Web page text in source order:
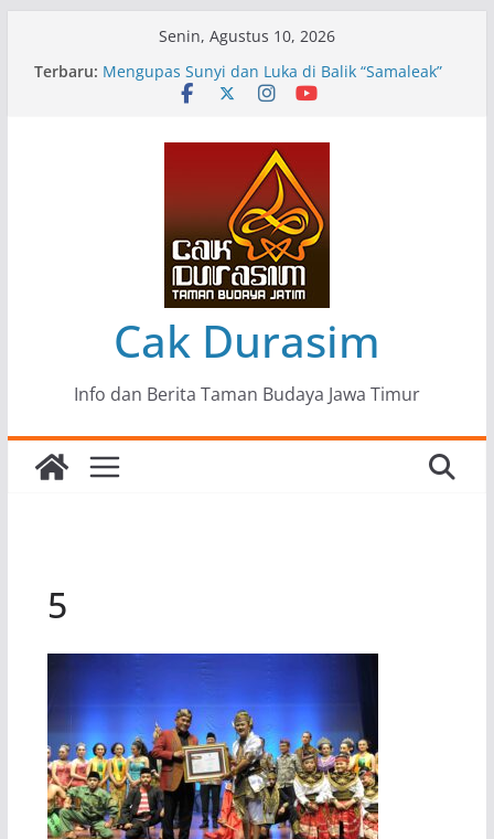
Senin, Agustus 10, 2026
Terbaru: Pameran Lukisan Komunitas Patria Seni Rupa
Kota Blitar : Ketika “Bergerak” Menjadi Mantra
Mengupas Sunyi dan Luka di Balik “Samaleak”
Menjaga Marwah Seni dan Budaya: Catatan
Kunjungan Kerja Ir. Bambang Haryo Soekartono
(BHS) Anggota DPR RI ke Taman Budaya Jawa
Pameran Tunggal 35 Karya Agus Koecink
“Tumbang Tambang”, Ungkapan Kritis Tentang
Derita Pekerja Pertambangan
Cak Durasim
Info dan Berita Taman Budaya Jawa Timur
5